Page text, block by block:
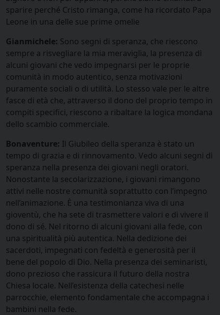
sparire perché Cristo rimanga, come ha ricordato Papa
Leone in una delle sue prime omelie
Gianmichele: Sono segni di speranza, che riescono
sempre a risvegliare la mia meraviglia, la presenza di
alcuni giovani che vedo impegnarsi per le proprie
comunità in modo autentico, senza motivazioni
puramente sociali o di utilità. Lo stesso vale per le altre
fasce di età che, attraverso il dono del proprio tempo in
compiti specifici, riescono a ribaltare la logica mondana
dello scambio commerciale.
Bonaventure: Il Giubileo della speranza è stato un
tempo di grazia e di rinnovamento. Vedo alcuni segni di
speranza nella presenza dei giovani negli oratori.
Nonostante la secolarizzazione, i giovani rimangono
attivi nelle nostre comunità soprattutto con l’impegno
nell’animazione. È una testimonianza viva di una
gioventù, che ha sete di trasmettere valori e di vivere il
dono di sé. Nel ritorno di alcuni giovani alla fede, con
una spiritualità più autentica. Nella dedizione dei
sacerdoti, impegnati con fedeltà e generosità per il
bene del popolo di Dio. Nella presenza dei seminaristi,
dono prezioso che rassicura il futuro della nostra
Chiesa locale. Nell’esistenza della catechesi nelle
parrocchie, elemento fondamentale che accompagna i
bambini nella fede.